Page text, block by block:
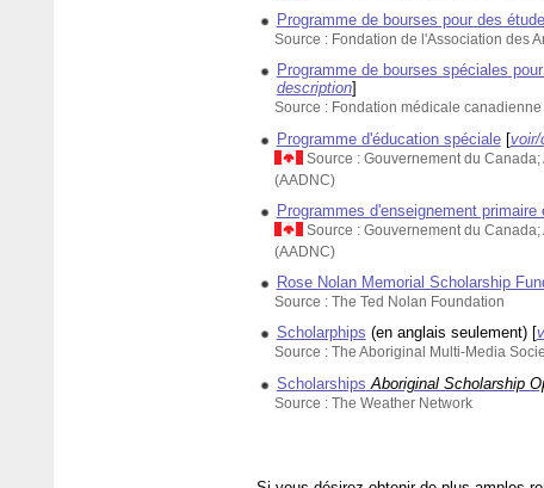
Programme de bourses pour des
Source : Fondation de l'Association des
Programme de bourses spéciales
description]
Source : Fondation médicale canadienne
Programme d'éducation spéciale[voir/
Source : Gouvernement du
(AADNC)
Programmes d'enseignement primaire
Source : Gouvernement du
(AADNC)
Rose Nolan Memorial Scholarship
Source : The Ted Nolan Foundation
Scholarphips (en anglais seulement)[
Source : The Aboriginal Multi-Media
Scholarships Aboriginal Scholarship
Source : The Weather Network